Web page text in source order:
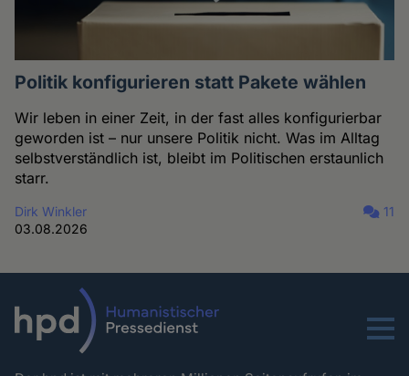
Politik konfigurieren statt Pakete wählen
Wir leben in einer Zeit, in der fast alles konfigurierbar
geworden ist – nur unsere Politik nicht. Was im Alltag
selbstverständlich ist, bleibt im Politischen erstaunlich
starr.
Dirk Winkler
03.08.2026
11
Menu